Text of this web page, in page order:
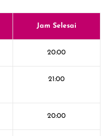
Jam Selesai
20:00
21:00
20:00